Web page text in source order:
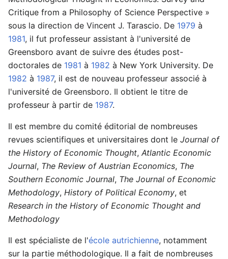
Critique from a Philosophy of Science Perspective »
sous la direction de Vincent J. Tarascio. De 1979 à
1981, il fut professeur assistant à l'université de
Greensboro avant de suivre des études post-
doctorales de 1981 à 1982 à New York University. De
1982 à 1987, il est de nouveau professeur associé à
l'université de Greensboro. Il obtient le titre de
professeur à partir de 1987.
Il est membre du comité éditorial de nombreuses
revues scientifiques et universitaires dont le Journal of
the History of Economic Thought, Atlantic Economic
Journal, The Review of Austrian Economics, The
Southern Economic Journal, The Journal of Economic
Methodology, History of Political Economy, et
Research in the History of Economic Thought and
Methodology
Il est spécialiste de l'école autrichienne, notamment
sur la partie méthodologique. Il a fait de nombreuses